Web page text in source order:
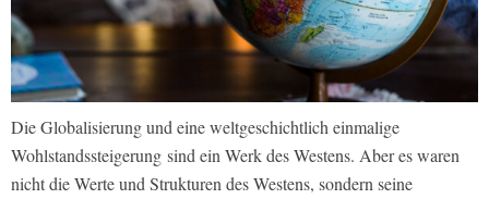
Die Globalisierung und eine weltgeschichtlich einmalige
Wohlstandssteigerung sind ein Werk des Westens. Aber es waren
nicht die Werte und Strukturen des Westens, sondern seine